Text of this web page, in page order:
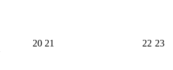
20 21 22 23